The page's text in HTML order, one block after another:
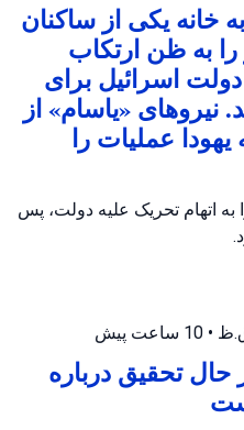
خانه یکی از ساکنان
به ظن ارتکاب
اسرائیل برای
نیروهای «یاسام» از
عملیات را
اتهام تحریک علیه دولت، پس
• 10 ساعت پیش
تحقیق درباره